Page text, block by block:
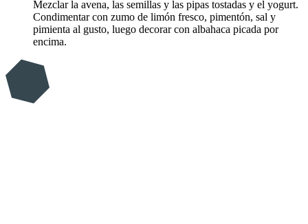
Mezclar la avena, las semillas y las pipas tostadas y el yogurt.
Condimentar con zumo de limón fresco, pimentón, sal y
pimienta al gusto, luego decorar con albahaca picada por
encima.